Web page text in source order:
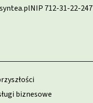
NIP 712-31-22-247
biznesowe